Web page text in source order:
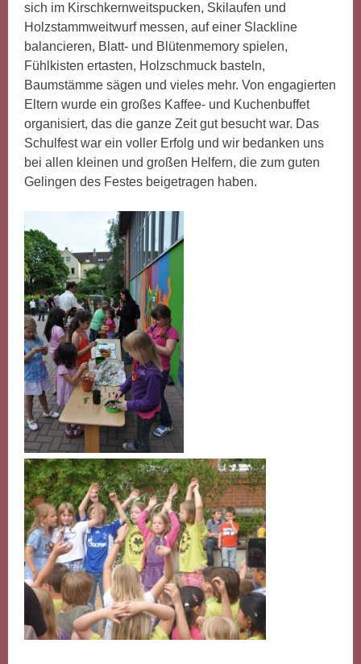
sich im Kirschkernweitspucken, Skilaufen und
Holzstammweitwurf messen, auf einer Slackline
balancieren, Blatt- und Blütenmemory spielen,
Fühlkisten ertasten, Holzschmuck basteln,
Baumstämme sägen und vieles mehr. Von engagierten
Eltern wurde ein großes Kaffee- und Kuchenbuffet
organisiert, das die ganze Zeit gut besucht war. Das
Schulfest war ein voller Erfolg und wir bedanken uns
bei allen kleinen und großen Helfern, die zum guten
Gelingen des Festes beigetragen haben.